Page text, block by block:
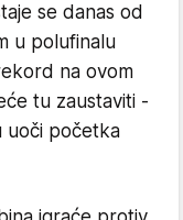
se danas od
u polufinalu
na ovom
tu zaustaviti -
uoči početka